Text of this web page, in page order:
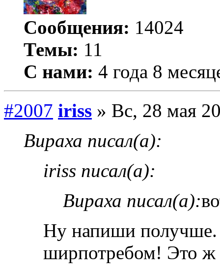
Сообщения: 14024
Темы: 11
С нами: 4 года 8
#2007 iriss » Вс, 28 мая
Вираха писал(а):
iriss писал(а):
Вираха писал(а):
Ну напиши получше.
ширпотребом! Это ж